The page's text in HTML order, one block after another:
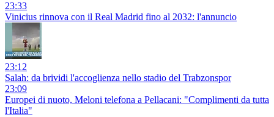
23:33
Vinicius rinnova con il Real Madrid fino al 2032: l'annuncio
23:12
Salah: da brividi l'accoglienza nello stadio del Trabzonspor
23:09
Europei di nuoto, Meloni telefona a Pellacani: "Complimenti da tutta
l'Italia"